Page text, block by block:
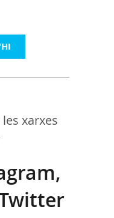
les xarxes